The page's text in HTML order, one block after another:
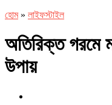
হোম» লাইফস্টাইল
অতিরিক্ত গরমে
উপায়